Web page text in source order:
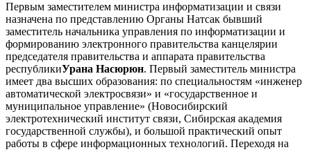
Первым заместителем министра информатизации и связи
назначена по представлению Органы Натсак бывший
заместитель начальника управления по информатизации и
формированию электронного правительства канцелярии
председателя правительства и аппарата правительства
республикиУрана Насюрюн. Первый заместитель министра
имеет два высших образования: по специальностям «инженер
автоматической электросвязи» и «государственное и
муниципальное управление» (Новосибирский
электротехнический институт связи, Сибирская академия
государственной службы), и большой практический опыт
работы в сфере информационных технологий. Переходя на